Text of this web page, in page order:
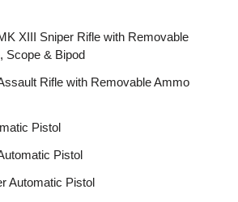
XIII Sniper Rifle with Removable
Scope & Bipod
Rifle with Removable Ammo
Pistol
Pistol
Automatic Pistol